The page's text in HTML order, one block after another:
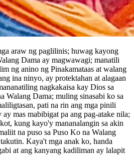
araw ng paglilinis; huwag kayong
Dama ay magwawagi; manatili
ng anino ng Pinakamataas at walang
ina ninyo, ay protektahan at alagaan
nagkakaisa kay Dios sa
Walang Dama; muling sinasabi ko sa
pati na rin ang mga pinili
mas mabibigat pa ang pag-atake nila;
kung kayo'y mananalangin sa akin
na puso sa Puso Ko na Walang
Kaya't mga anak ko, handa
at ang kanyang kadiliman ay lalapit